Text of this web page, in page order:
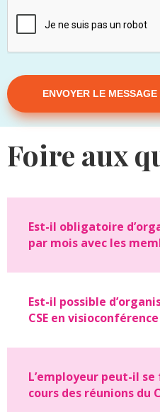
Alternative:
Foire aux
Est-il obligatoire
par mois avec les
Est-il possible
CSE en visioconférence
L’employeur peut-il
cours des réunions du